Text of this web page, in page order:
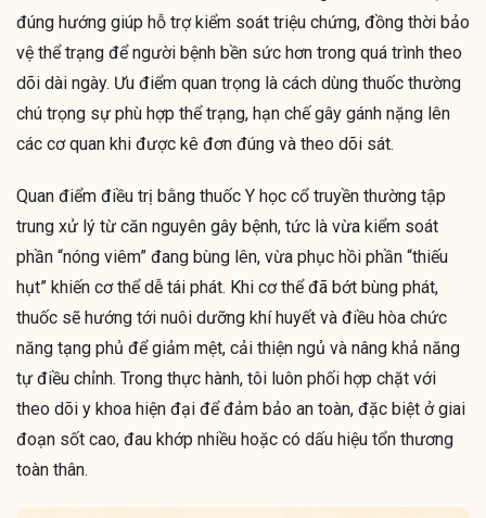
đúng hướng giúp hỗ trợ kiểm soát triệu chứng, đồng thời bảo
vệ thể trạng để người bệnh bền sức hơn trong quá trình theo
dõi dài ngày. Ưu điểm quan trọng là cách dùng thuốc thường
chú trọng sự phù hợp thể trạng, hạn chế gây gánh nặng lên
các cơ quan khi được kê đơn đúng và theo dõi sát.
Quan điểm điều trị bằng thuốc Y học cổ truyền thường tập
trung xử lý từ căn nguyên gây bệnh, tức là vừa kiểm soát
phần “nóng viêm” đang bùng lên, vừa phục hồi phần “thiếu
hụt” khiến cơ thể dễ tái phát. Khi cơ thể đã bớt bùng phát,
thuốc sẽ hướng tới nuôi dưỡng khí huyết và điều hòa chức
năng tạng phủ để giảm mệt, cải thiện ngủ và nâng khả năng
tự điều chỉnh. Trong thực hành, tôi luôn phối hợp chặt với
theo dõi y khoa hiện đại để đảm bảo an toàn, đặc biệt ở giai
đoạn sốt cao, đau khớp nhiều hoặc có dấu hiệu tổn thương
toàn thân.